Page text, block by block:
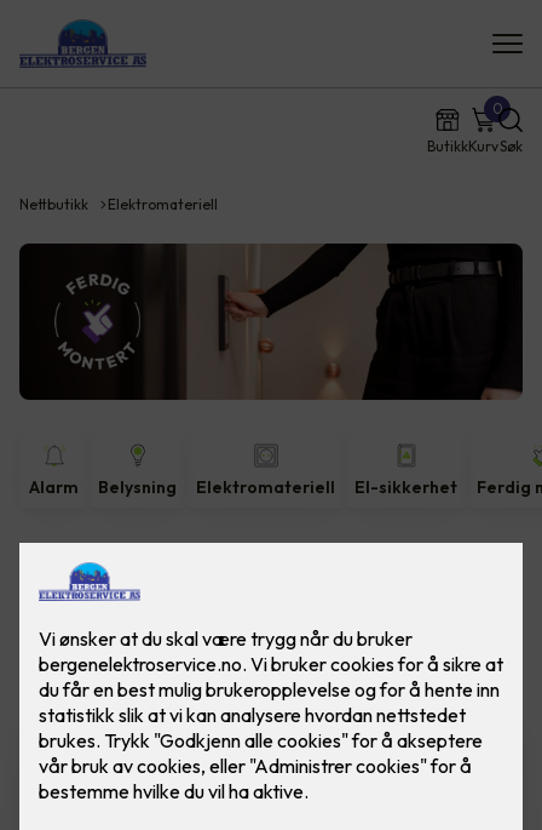
ButikkKurv
0
Søk
Nettbutikk Elektromateriell
Alarm Belysning Elektromateriell El-sikkerhet Ferdig
Vis flerefiltre
ELKO Dimmer - RS16/315 LED
Ferdig montert utskift dimmer